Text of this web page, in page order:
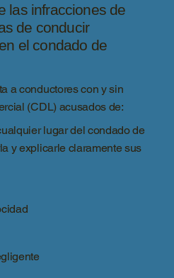
las infracciones de
de conducir
el condado de
a conductores con y sin
(CDL) acusados de:
lugar del condado de
y explicarle claramente sus